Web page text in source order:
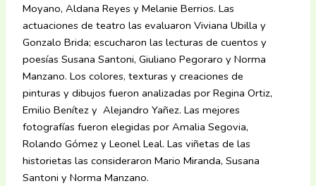
Moyano, Aldana Reyes y Melanie Berrios. Las
actuaciones de teatro las evaluaron Viviana Ubilla y
Gonzalo Brida; escucharon las lecturas de cuentos y
poesías Susana Santoni, Giuliano Pegoraro y Norma
Manzano. Los colores, texturas y creaciones de
pinturas y dibujos fueron analizadas por Regina Ortiz,
Emilio Benítez y Alejandro Yañez. Las mejores
fotografías fueron elegidas por Amalia Segovia,
Rolando Gómez y Leonel Leal. Las viñetas de las
historietas las consideraron Mario Miranda, Susana
Santoni y Norma Manzano.